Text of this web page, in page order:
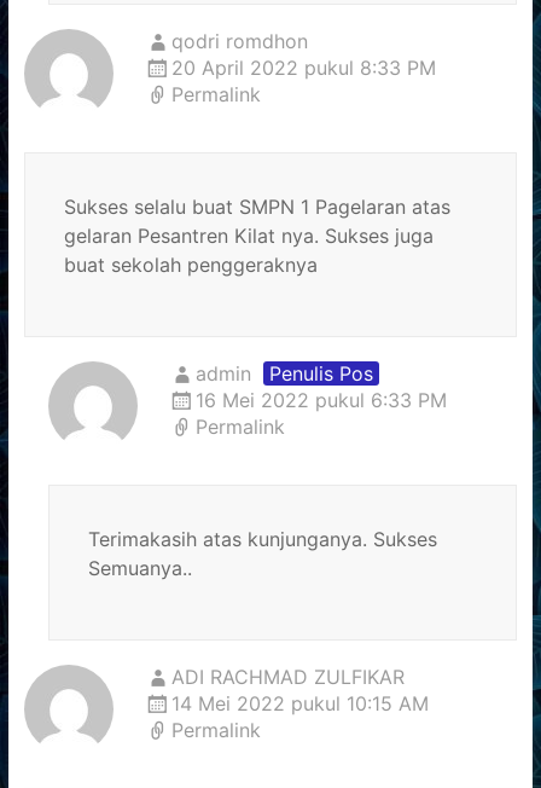
qodri romdhon
20 April 2022 pukul 8:33 PM
Permalink
Sukses selalu buat SMPN 1 Pagelaran atas
gelaran Pesantren Kilat nya. Sukses juga
buat sekolah penggeraknya
admin
Penulis Pos
16 Mei 2022 pukul 6:33 PM
Permalink
Terimakasih atas kunjunganya. Sukses
Semuanya..
ADI RACHMAD ZULFIKAR
14 Mei 2022 pukul 10:15 AM
Permalink